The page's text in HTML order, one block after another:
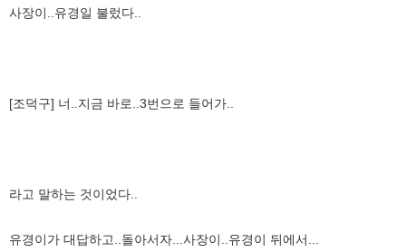
사장이..유경일 불렀다..
[조덕구] 너..지금 바로..3번으로 들어가..
라고 말하는 것이었다..
유경이가 대답하고..돌아서자...사장이..유경이 뒤에서...